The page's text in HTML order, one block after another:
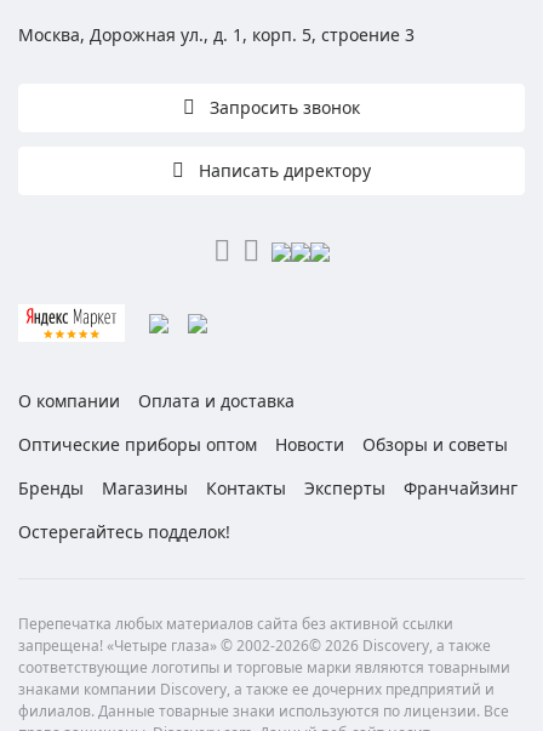
Москва, Дорожная ул., д. 1, корп. 5, строение 3
Запросить звонок
Написать директору
О компании
Оплата и доставка
Оптические приборы оптом
Новости
Обзоры и советы
Бренды
Магазины Контакты Эксперты
Франчайзинг
Остерегайтесь подделок!
Перепечатка любых материалов сайта без активной ссылки
запрещена! «Четыре глаза» © 2002-2026© 2026 Discovery, а также
соответствующие логотипы и торговые марки являются товарными
знаками компании Discovery, а также ее дочерних предприятий и
филиалов. Данные товарные знаки используются по лицензии. Все